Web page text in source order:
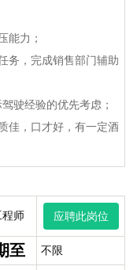
能力；
务，完成销售部门辅助
驶经验的优先考虑；
佳，口才好，有一定酒
师 应聘此岗位
至 不限